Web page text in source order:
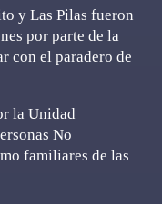
y Las Pilas fueron
por parte de la
con el paradero de
la Unidad
No
familiares de las